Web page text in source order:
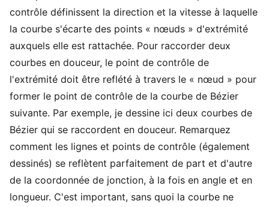
contrôle définissent la direction et la vitesse à laquelle
la courbe s'écarte des points « nœuds » d'extrémité
auxquels elle est rattachée. Pour raccorder deux
courbes en douceur, le point de contrôle de
l'extrémité doit être reflété à travers le « nœud » pour
former le point de contrôle de la courbe de Bézier
suivante. Par exemple, je dessine ici deux courbes de
Bézier qui se raccordent en douceur. Remarquez
comment les lignes et points de contrôle (également
dessinés) se reflètent parfaitement de part et d'autre
de la coordonnée de jonction, à la fois en angle et en
longueur. C'est important, sans quoi la courbe ne